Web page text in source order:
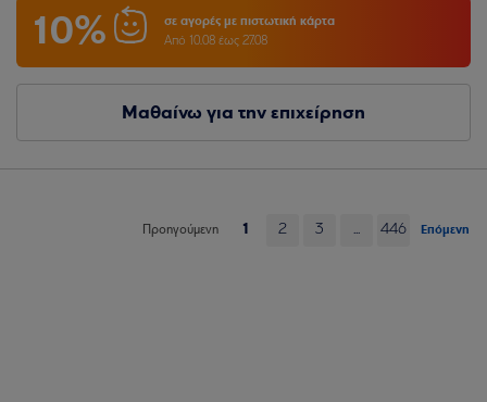
10% σε αγορές με πιστωτική κάρτα
Από 10.08 έως 27.08
Μαθαίνω για την επιχείρηση
Προηγούμενη 1 2 3 ... 446 Επόμενη